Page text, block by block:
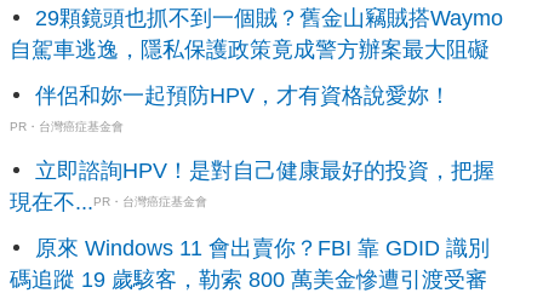
29顆鏡頭也抓不到一個賊？舊金山竊賊搭Waymo
自駕車逃逸，隱私保護政策竟成警方辦案最大阻礙
伴侶和妳一起預防HPV，才有資格說愛妳！
PR・台灣癌症基金會
立即諮詢HPV！是對自己健康最好的投資，把握
現在不...PR・台灣癌症基金會
原來 Windows 11 會出賣你？FBI 靠 GDID 識別
碼追蹤 19 歲駭客，勒索 800 萬美金慘遭引渡受審